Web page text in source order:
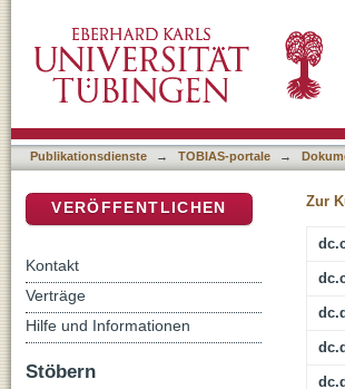
Saracenos et Alchoranum]
Publikationsdienste → TOBIAS-portale →
Zur
VERÖFFENTLICHEN
Kontakt
Verträge
Hilfe und Informationen
Stöbern